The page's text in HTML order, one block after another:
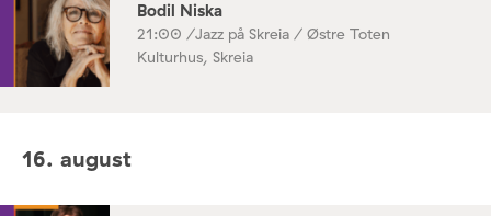
Bodil Niska
21:00 /Jazz på Skreia / Østre Toten
Kulturhus, Skreia
16. august